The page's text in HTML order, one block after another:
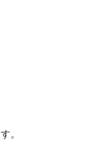
。